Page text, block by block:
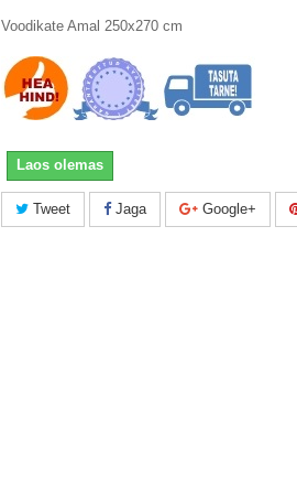
Voodikate Amal 250x270 cm
Laos olemas
Tweet Jaga Google+